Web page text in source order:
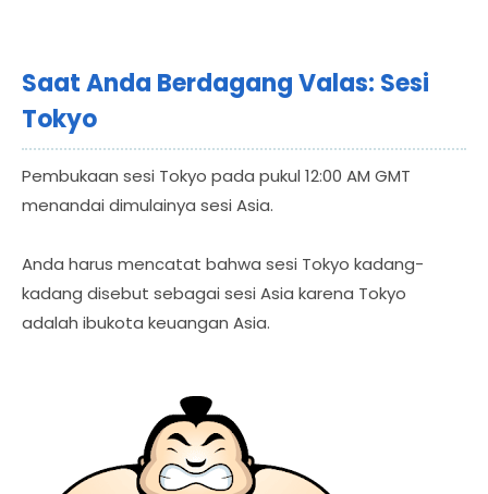
Saat Anda Berdagang Valas: Sesi
Tokyo
Pembukaan sesi Tokyo pada pukul 12:00 AM GMT
menandai dimulainya sesi Asia.
Anda harus mencatat bahwa sesi Tokyo kadang-
kadang disebut sebagai sesi Asia karena Tokyo
adalah ibukota keuangan Asia.